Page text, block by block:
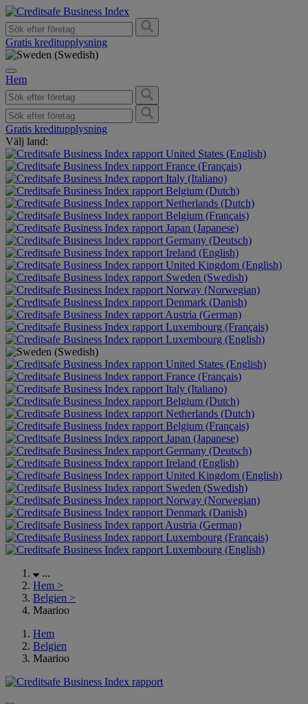
Gratis kreditupplysning
Hem
Gratis kreditupplysning
Välj land:
United States (English)
France (Français)
Italy (Italiano)
Belgium (Dutch)
Netherlands (Dutch)
Belgium (Français)
Japan (Japanese)
Germany (Deutsch)
Ireland (English)
United Kingdom (English)
Sweden (Swedish)
Norway (Norwegian)
Denmark (Danish)
Austria (German)
Luxembourg (Français)
Luxembourg (English)
United States (English)
France (Français)
Italy (Italiano)
Belgium (Dutch)
Netherlands (Dutch)
Belgium (Français)
Japan (Japanese)
Germany (Deutsch)
Ireland (English)
United Kingdom (English)
Sweden (Swedish)
Norway (Norwegian)
Denmark (Danish)
Austria (German)
Luxembourg (Français)
Luxembourg (English)
...
Hem >
Belgien >
Maarioo
Hem
Belgien
Maarioo